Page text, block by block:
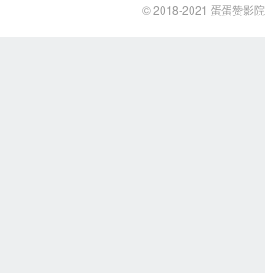
© 2018-2021 蛋蛋赞影院